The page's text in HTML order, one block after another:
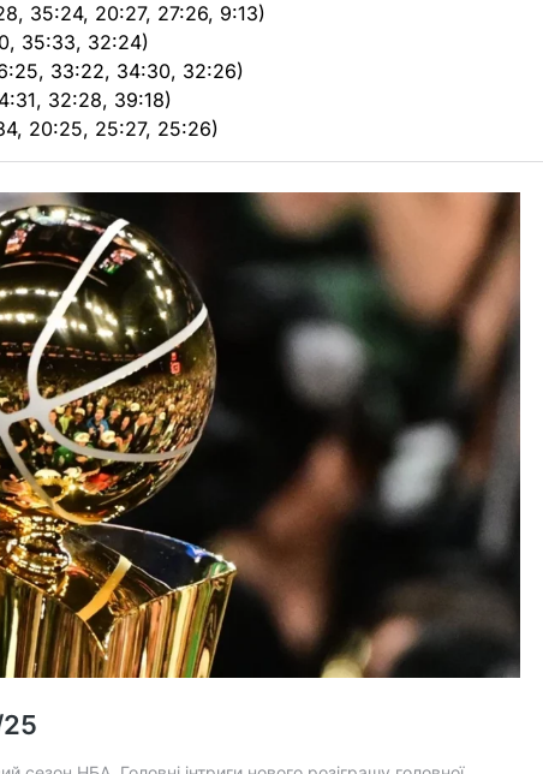
35:24, 20:27, 27:26, 9:13)
35:33, 32:24)
33:22, 34:30, 32:26)
32:28, 39:18)
20:25, 25:27, 25:26)